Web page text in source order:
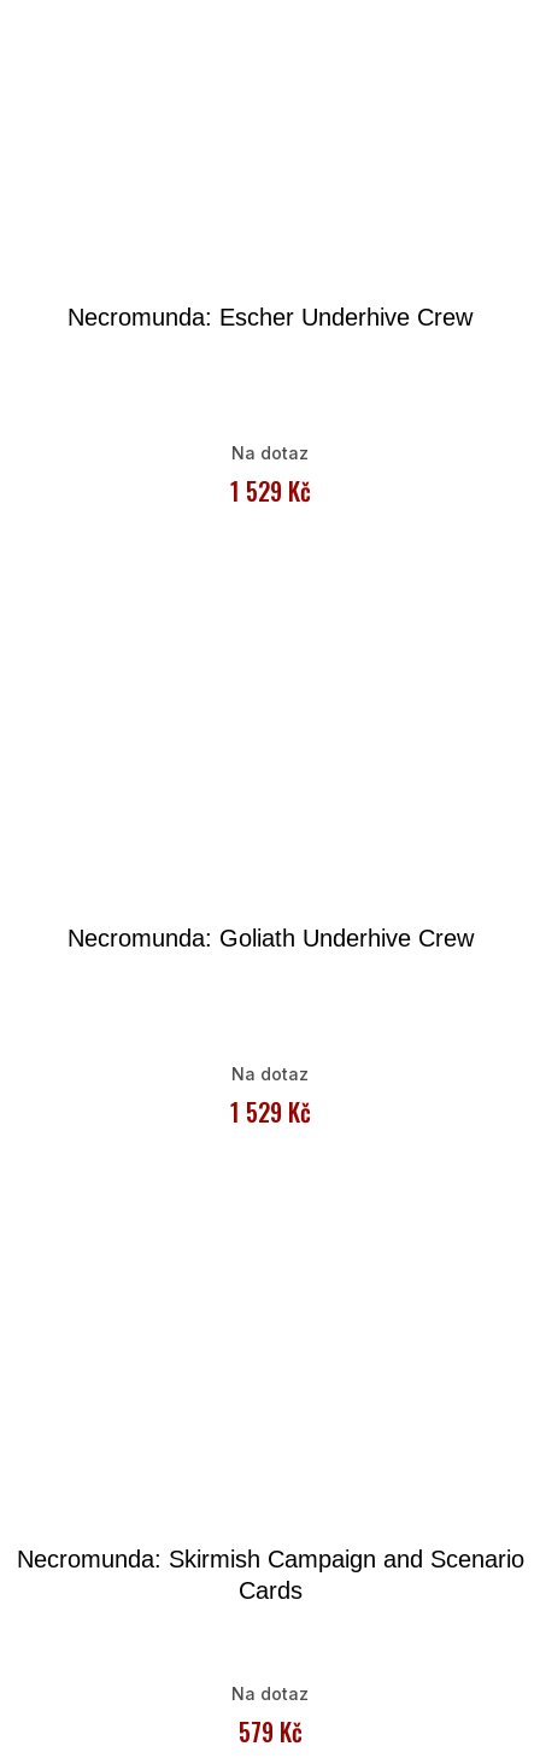
Necromunda: Escher Underhive Crew
Na dotaz
1 529 Kč
Necromunda: Goliath Underhive Crew
Na dotaz
1 529 Kč
Necromunda: Skirmish Campaign and Scenario
Cards
Na dotaz
579 Kč